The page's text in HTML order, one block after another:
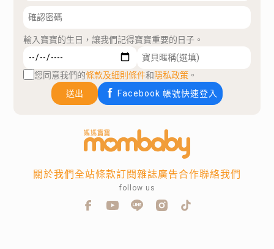
輸入寶寶的生日，讓我們記得寶寶重要的日子。
您同意我們的條款及細則條件和隱私政策 。
送出
Facebook 帳號快速登入
關於我們全站條款訂閱雜誌廣告合作聯絡我們
follow us